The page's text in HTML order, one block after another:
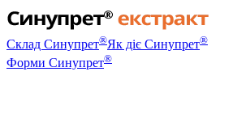
Склад Синупрет®Як діє Синупрет®
Форми Синупрет®